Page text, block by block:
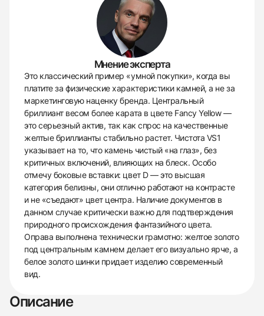
Мнение эксперта
Это классический пример «умной покупки», когда вы
платите за физические характеристики камней, а не за
маркетинговую наценку бренда. Центральный
бриллиант весом более карата в цвете Fancy Yellow —
это серьезный актив, так как спрос на качественные
желтые бриллианты стабильно растет. Чистота VS1
указывает на то, что камень чистый «на глаз», без
критичных включений, влияющих на блеск. Особо
отмечу боковые вставки: цвет D — это высшая
категория белизны, они отлично работают на контрасте
и не «съедают» цвет центра. Наличие документов в
данном случае критически важно для подтверждения
природного происхождения фантазийного цвета.
Оправа выполнена технически грамотно: желтое золото
под центральным камнем делает его визуально ярче, а
белое золото шинки придает изделию современный
вид.
Описание